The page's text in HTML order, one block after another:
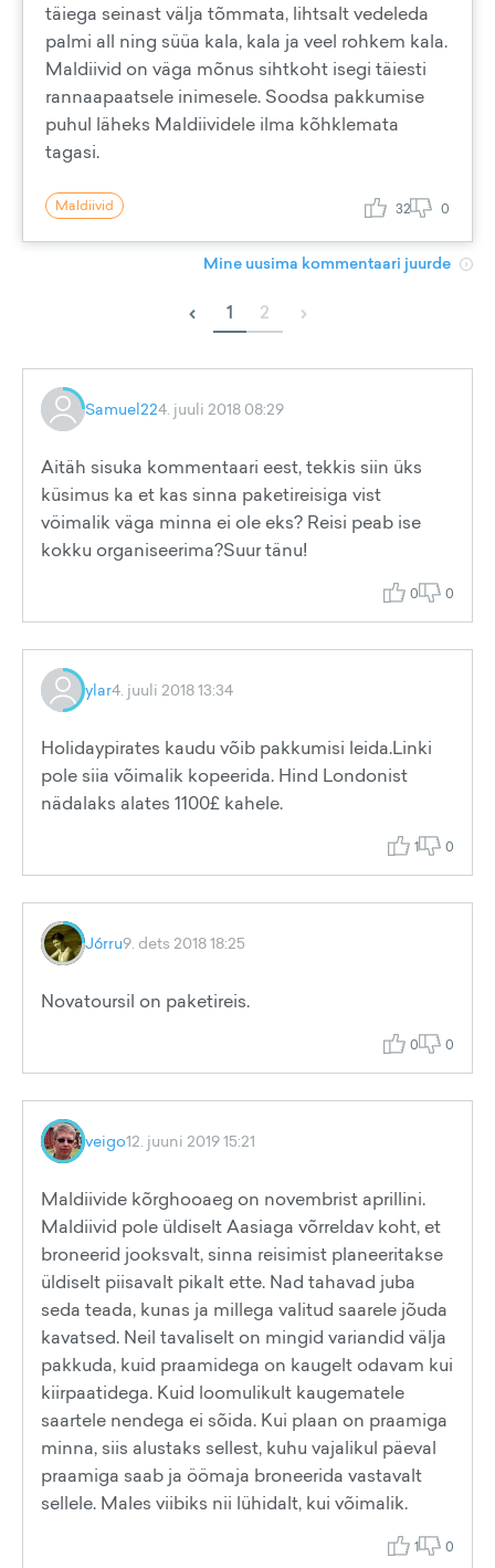
täiega seinast välja tõmmata, lihtsalt vedeleda
palmi all ning süüa kala, kala ja veel rohkem kala.
Maldiivid on väga mõnus sihtkoht isegi täiesti
rannaapaatsele inimesele. Soodsa pakkumise
puhul läheks Maldiividele ilma kõhklemata
tagasi.
Maldiivid 32 0
Mine uusima kommentaari juurde
‹ 1 2 ›
Samuel224. juuli 2018 08:29
Aitäh sisuka kommentaari eest, tekkis siin üks
küsimus ka et kas sinna paketireisiga vist
vöimalik väga minna ei ole eks? Reisi peab ise
kokku organiseerima?Suur tänu!
0 0
ylar4. juuli 2018 13:34
Holidaypirates kaudu võib pakkumisi leida.Linki
pole siia võimalik kopeerida. Hind Londonist
nädalaks alates 1100£ kahele.
1 0
J6rru9. dets 2018 18:25
Novatoursil on paketireis.
0 0
veigo12. juuni 2019 15:21
Maldiivide kõrghooaeg on novembrist aprillini.
Maldiivid pole üldiselt Aasiaga võrreldav koht, et
broneerid jooksvalt, sinna reisimist planeeritakse
üldiselt piisavalt pikalt ette. Nad tahavad juba
seda teada, kunas ja millega valitud saarele jõuda
kavatsed. Neil tavaliselt on mingid variandid välja
pakkuda, kuid praamidega on kaugelt odavam kui
kiirpaatidega. Kuid loomulikult kaugematele
saartele nendega ei sõida. Kui plaan on praamiga
minna, siis alustaks sellest, kuhu vajalikul päeval
praamiga saab ja öömaja broneerida vastavalt
sellele. Males viibiks nii lühidalt, kui võimalik.
1 0